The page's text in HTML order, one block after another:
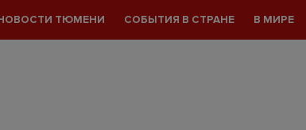
ТЮМЕНИ СОБЫТИЯ В СТРАНЕ В МИРЕ